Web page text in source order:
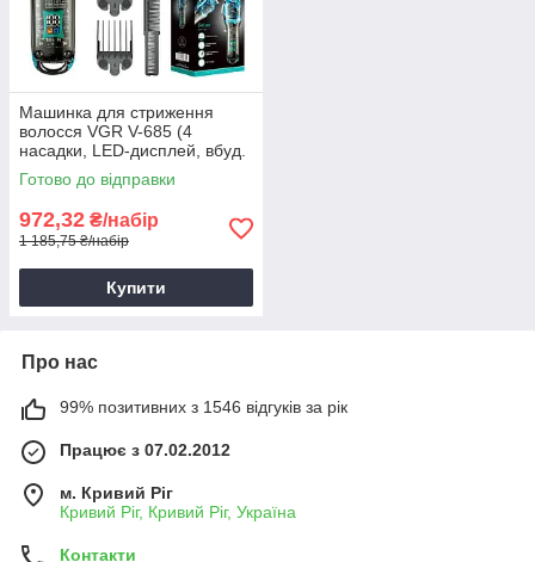
Машинка для стриження
волосся VGR V-685 (4
насадки, LED-дисплей, вбуд.
акум.),набір для стрижки
Готово до відправки
972,32 ₴/набір
1 185,75 ₴/набір
Купити
Про нас
99% позитивних з 1546 відгуків за рік
Працює з 07.02.2012
м. Кривий Ріг
Кривий Ріг, Кривий Ріг, Україна
Контакти